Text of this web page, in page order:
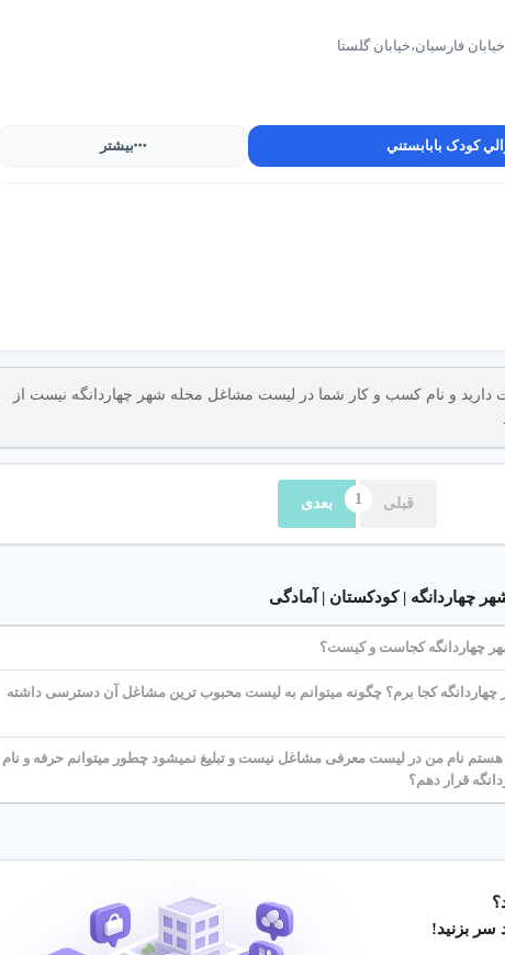
تهران، نظرات والدین را بررسی کنید و از پلتفرم شهر اینترنتی برای
استفاده کنید.
نشان دهنده کیفیت خدمات مهد کودک است.
دوربین مدار بسته و محیط ایمن انتخاب کنید.
تهران به امکانات (مثل آموزش دو زبانه یا دوربین مدار بسته) و ساعت کاری
آموزش‌های ویژه (مثل زبان انگلیسی)، و امکانات (مثل فضای بازی) بر شهریه
تخمین هزینه استفاده کنید.
فارسیان،خيابان گلستا
کودک بابابستني بیشتر
دارید و نام کسب و کار شما در لیست مشاغل محله شهر چهاردانگه نیست از
قبلی بعدی
چهاردانگه | کودکستان | آمادگی
چهاردانگه کجاست و کیست؟
چهاردانگه کجا برم؟ چگونه میتوانم به لیست محبوب ترین مشاغل آن دسترسی داشته
نام من در لیست معرفی مشاغل نیست و تبلیغ نمیشود چطور میتوانم حرفه و نام
قرار دهم؟
بزنید!